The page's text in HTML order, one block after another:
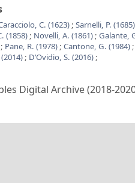
C. (1623) ; Sarnelli, P. (1685)
(1858) ; Novelli, A. (1861) ; Galante,
; Pane, R. (1978) ; Cantone, G. (1984) ;
; D’Ovidio, S. (2016) ;
Digital Archive (2018-